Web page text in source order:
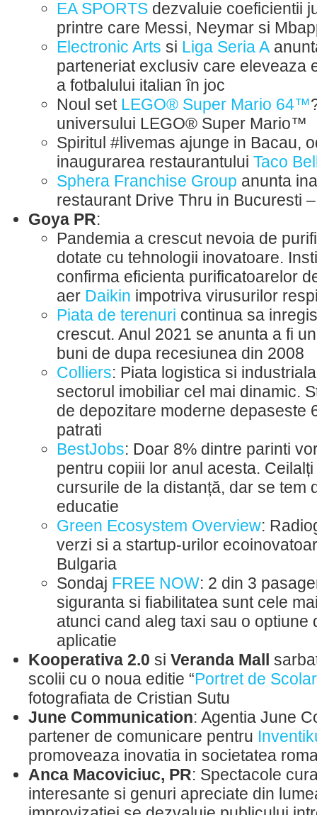
EA SPORTS dezvaluie coeficientii
printre care Messi, Neymar si
Electronic Arts si Liga Seria A
parteneriat exclusiv care eleveaza
a fotbalului italian în joc
Noul set LEGO® Super Mario 64™
universului LEGO® Super Mario™
Spiritul #livemas ajunge in Bacau,
inaugurarea restaurantului Taco
Sphera Franchise Group anunta
restaurant Drive Thru in Bucuresti
Goya PR:
Pandemia a crescut nevoia de
dotate cu tehnologii inovatoare.
confirma eficienta purificatoarelor
aer Daikin impotriva virusurilor
Piata de terenuri continua sa
crescut. Anul 2021 se anunta a fi
buni de dupa recesiunea din 2008
Colliers: Piata logistica si
sectorul imobiliar cel mai dinamic.
de depozitare moderne depaseste
patrati
BestJobs: Doar 8% dintre parinti
pentru copiii lor anul acesta.
cursurile de la distanță, dar se tem
educatie
Green Ecosystem Overview:
verzi si a startup-urilor
Bulgaria
Sondaj FREE NOW: 2 din 3
siguranta si fiabilitatea sunt cele
atunci cand aleg taxi sau o optiune
aplicatie
Kooperativa 2.0 si Veranda Mall
scolii cu o noua editie “Portret de Scolar
fotografiata de Cristian Sutu
June Communication: Agentia June
partener de comunicare pentru
promoveaza inovatia in societatea
Anca Macoviciuc, PR: Spectacole
interesante si genuri apreciate din